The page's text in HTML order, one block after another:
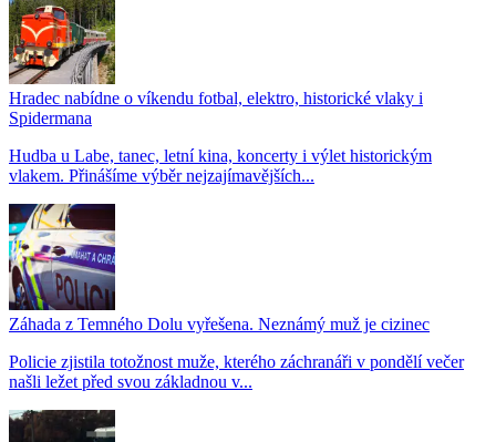
Hradec nabídne o víkendu fotbal, elektro, historické vlaky i
Spidermana
Hudba u Labe, tanec, letní kina, koncerty i výlet historickým
vlakem. Přinášíme výběr nejzajímavějších...
Záhada z Temného Dolu vyřešena. Neznámý muž je cizinec
Policie zjistila totožnost muže, kterého záchranáři v pondělí večer
našli ležet před svou základnou v...